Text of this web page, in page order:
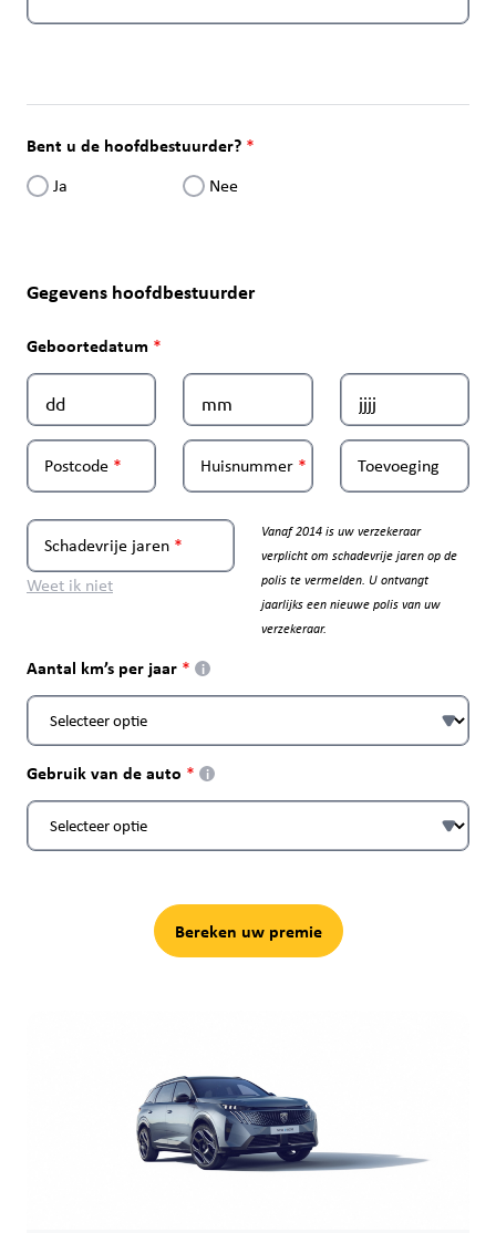
Bent u de hoofdbestuurder?
Ja Nee
Gegevens hoofdbestuurder
Geboortedatum
Postcode Huisnummer Toevoeging
Schadevrije jaren
Weet ik niet
Vanaf 2014 is uw verzekeraar
verplicht om schadevrije jaren op de
polis te vermelden. U ontvangt
jaarlijks een nieuwe polis van uw
verzekeraar.
Aantal km’s per jaar i
Gebruik van de auto i
Bereken uw premie